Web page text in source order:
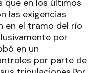
que en los últimos
las exigencias
en el tramo del río
por
en un
por parte de